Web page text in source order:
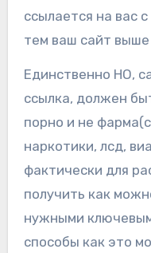
ссылается на вас
тем ваш сайт выше
Единственно НО,
ссылка, должен
порно и не
наркотики, лсд,
фактически для
получить как
нужными
способы как это